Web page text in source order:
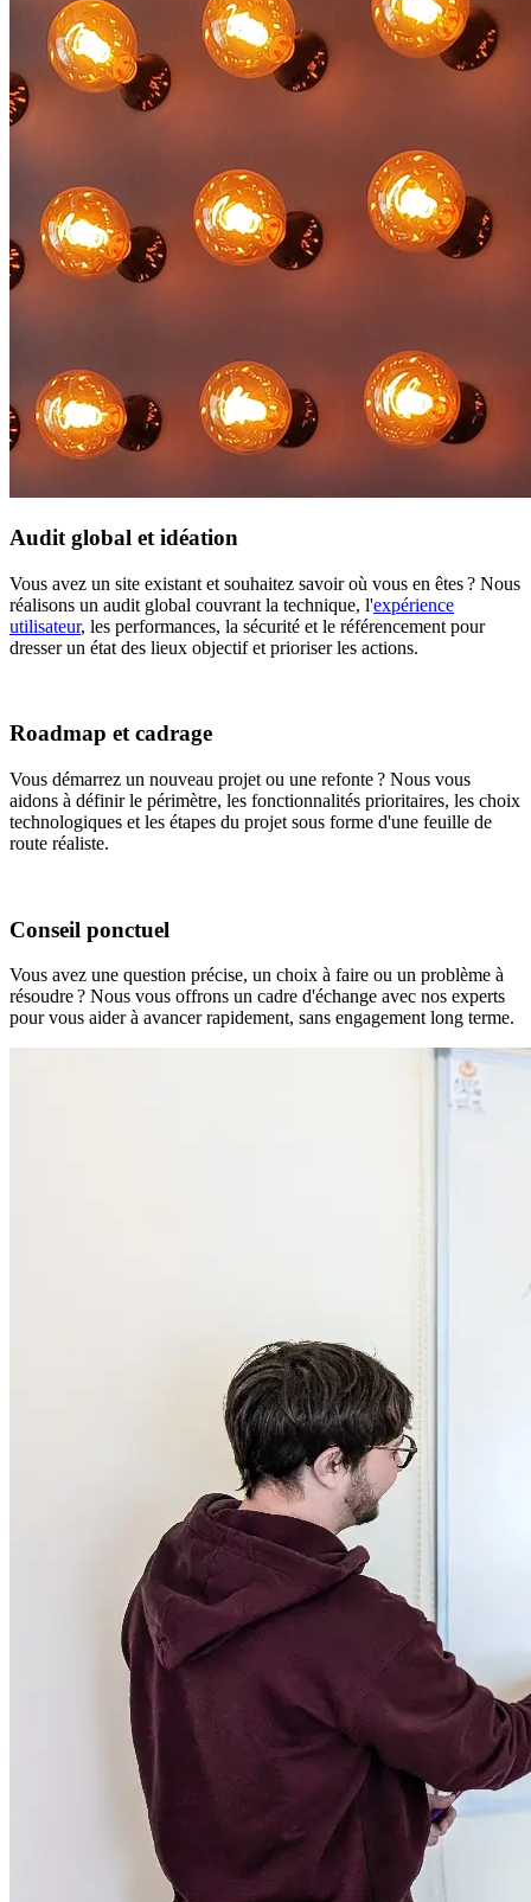
Audit global et idéation
Vous avez un site existant et souhaitez savoir où vous en êtes ? Nous
réalisons un audit global couvrant la technique, l'expérience
utilisateur, les performances, la sécurité et le référencement pour
dresser un état des lieux objectif et prioriser les actions.
Roadmap et cadrage
Vous démarrez un nouveau projet ou une refonte ? Nous vous
aidons à définir le périmètre, les fonctionnalités prioritaires, les choix
technologiques et les étapes du projet sous forme d'une feuille de
route réaliste.
Conseil ponctuel
Vous avez une question précise, un choix à faire ou un problème à
résoudre ? Nous vous offrons un cadre d'échange avec nos experts
pour vous aider à avancer rapidement, sans engagement long terme.